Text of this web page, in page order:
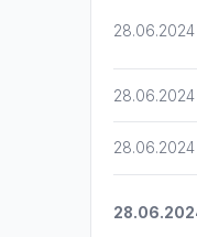
28.06.2024
28.06.2024
28.06.2024